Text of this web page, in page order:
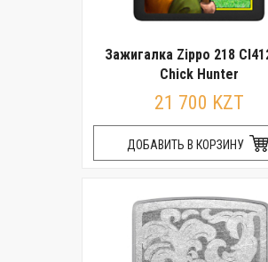
Зажигалка Zippo 218
Chick Hunter
21 700 KZT
ДОБАВИТЬ В КОРЗИНУ